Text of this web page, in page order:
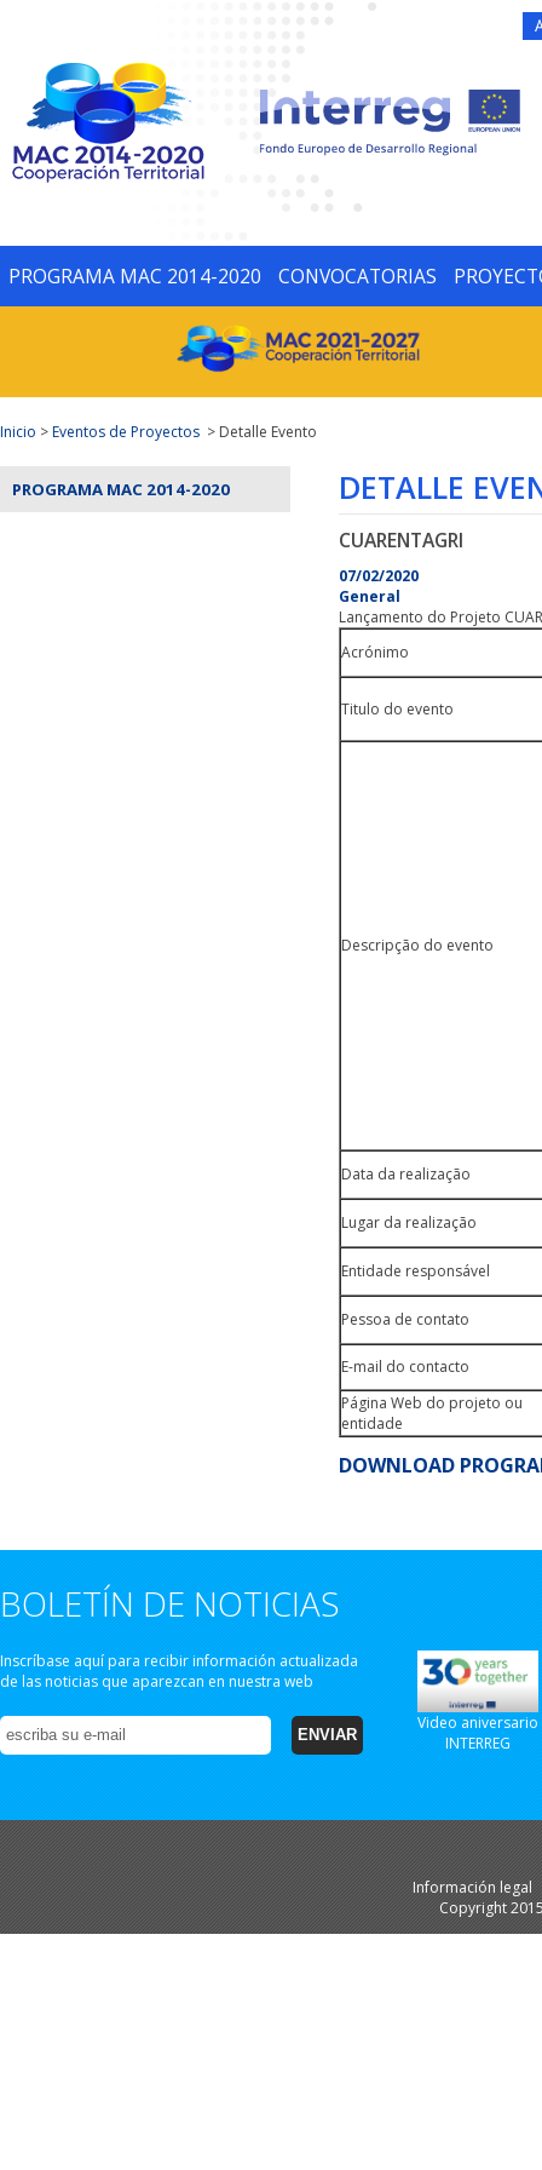
PROGRAMA MAC 2014-2020 CONVOCATORIAS
Inicio >Eventos de Proyectos > Detalle Evento
PROGRAMA MAC 2014-2020 DETALLE
CUARENTAGRI
07/02/2020
General
Lançamento do Projeto
Acrónimo
Titulo do evento
Descripção do evento
Data da realização
Lugar da realização
Entidade responsável
Pessoa de contato
E-mail do contacto
Página Web do projeto ou
entidade
DOWNLOAD
BOLETÍN DE NOTICIAS
Inscríbase aquí para recibir información actualizada
de las noticias que aparezcan en nuestra web
Video aniversario
INTERREG
Información legal
Copyright